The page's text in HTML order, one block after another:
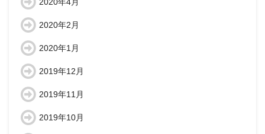
2020年4月
2020年2月
2020年1月
2019年12月
2019年11月
2019年10月